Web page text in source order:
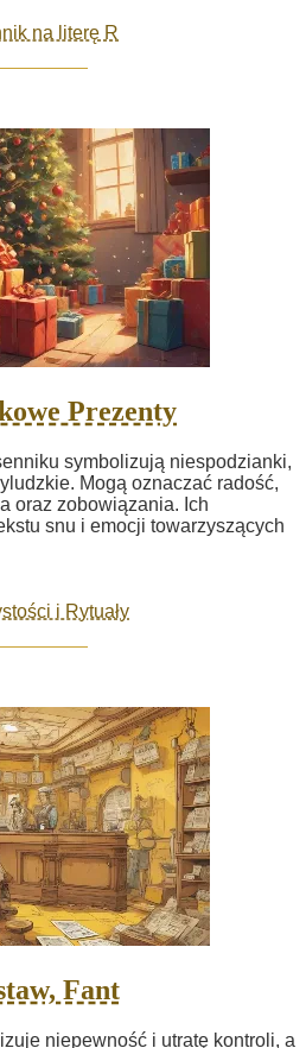
na literę R
Prezenty
symbolizują niespodzianki,
Mogą oznaczać radość,
oraz zobowiązania. Ich
snu i emocji towarzyszących
i Rytuały
Fant
niepewność i utratę kontroli, a